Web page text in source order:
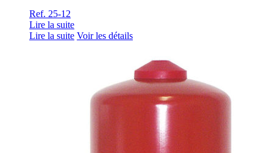
Ref. 25-12
Lire la suite
Lire la suite Voir les détails